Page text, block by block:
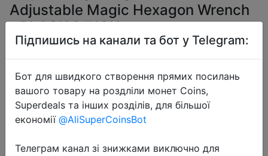
Adjustable Magic Hexagon Wrench
- BLACK 8 INCH
$6.99
Промокод:"GB0927AB65"
Підпишись на канали та бот у Telegram:
Бот для швидкого створення прямих посилань
вашого товару на роздліли монет Coins,
Superdeals та інших розділів, для більшої
економії @AliSuperCoinsBot
Телеграм канал зі знижками виключно для